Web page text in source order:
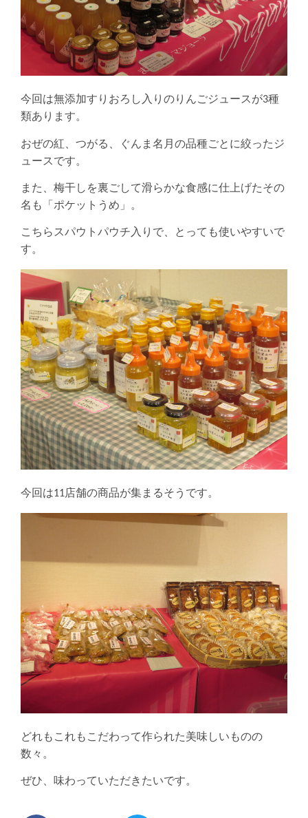
今回は無添加すりおろし入りのりんごジュースが3種
類あります。
おぜの紅、つがる、ぐんま名月の品種ごとに絞ったジ
ュースです。
また、梅干しを裏ごして滑らかな食感に仕上げたその
名も「ポケットうめ」。
こちらスパウトパウチ入りで、とっても使いやすいで
す。
今回は11店舗の商品が集まるそうです。
どれもこれもこだわって作られた美味しいものの
数々。
ぜひ、味わっていただきたいです。